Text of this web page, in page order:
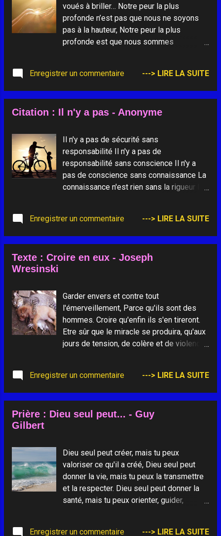
voués à briller… Notre peur la plus
profonde n’est pas que nous ne soyons
pas à la hauteur, Notre peur la plus
profonde est que nous sommes
obscurité qui nous effraie le plus. Nous
nous posons la question : "Qui suis-je
pour être brillant, radieux, talentueux et
merveilleux ?" En fait, qui êtes-vous pour
petit ne rend pas service au monde.
L’illumination n’est pas de vous rétrécir
pour éviter d'insécuriser les autres, Nous
sommes tous voués à briller comme le
sont les enfants. Ce n’est pas le sort de
notre propre lumière briller, nous offrons
même … ____________ Pjhoto Saine
lumière
Enregistrer un commentaire ---> LIRE LA SUITE
Citation : Il n'y a pas - Anonyme
Il n'y a pas de sécurité sans
responsabilité Il n'y a pas de
responsabilité sans conscience Il n'y a
pas de conscience sans connaissance La
connaissance n'est rien sans la rigueur Il
Photo : Père et fils
Enregistrer un commentaire ---> LIRE LA SUITE
Texte : Croire en eux - Joseph
Wresinski
Garder envers et contre tout
l'émerveillement, Parce qu'ils sont des
hommes. Croire qu'enfin ils s'en tireront.
Etre sûr que le miracle se produira, qu'aux
jours de tension, de colère et de violence,
d'affection. En être certain, parce qu'ils
sont des hommes. C'est cela lutter contre
la misère. Croire envers et contre tout que
c'est vrai et qu'ils réaliseront leur
bafoué, rejeté, humilié, trahi. Et même, et
pourquoi pas, être certain que leur âme
pourra prier. C'est cela lutter contre la
misère. Etre déchiré par leur déchirure,
blessé par leur blessure, meurtri par leur
prière, afin de faire face, avec eux, au
Enregistrer un commentaire ---> LIRE LA SUITE
Prière : Dieu seul peut... - Guy
Gilbert
Dieu seul peut créer, mais tu peux
valoriser ce qu'il a créé, Dieu seul peut
donner la vie, mais tu peux la transmettre
et la respecter. Dieu seul peut donner la
santé, mais tu peux orienter, guider,
Enregistrer un commentaire ---> LIRE LA SUITE